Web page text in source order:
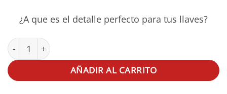
¿A que es el detalle perfecto para tus llaves?
Llavero Visualkorner cantidad
AÑADIR AL CARRITO